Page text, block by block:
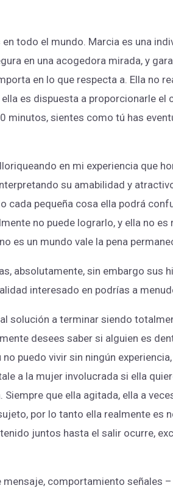
todo el mundo. Marcia es una
en una acogedora mirada, y
en lo que respecta a. Ella no
es dispuesta a proporcionarle
minutos, sientes como tú has
en mi experiencia que
su amabilidad y
cada pequeña cosa ella podrá
no puede lograrlo, y ella no
es un mundo vale la pena
absolutamente, sin embargo
interesado en podrías a
solución a terminar siendo
desees saber si alguien es
puedo vivir sin ningún
a la mujer involucrada si ella
Siempre que ella agitada, ella a
por lo tanto ella realmente
juntos hasta el salir ocurre,
mensaje, comportamiento señales